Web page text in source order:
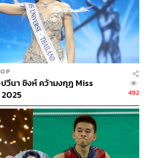
งถึงสื่อมวลชน โดยเป็นการเปิดใจ
ชญาธนุส ศรทัตต์ และ เคน-สิทธิชัย
(29 กันยายน) เวลา 14.00 น. โดยมี
องกับประเด็นข่าวที่เกิดขึ้นข้างต้น ซึ่ง
ลจะออกมาเป็นอย่างไร แต่เหนือสิ่ง
มีวิจารณญาณในการอ่านข่าวที่เกิด
ทั้งสองด้าน ก่อนจะตัดสิน (ใจ) ว่าใคร
น ทำให้เราเห็นถึงความสำคัญของ ‘พี่
างมาก ในฐานะองค์ประกอบสำคัญที่
ให้ ‘ผู้หญิง’ คนหนึ่งกลายเป็นนางงาม
ต์’ ได้ในแต่ละเวที
นา ซิงห์ คว้ามงกุฎ Miss
492